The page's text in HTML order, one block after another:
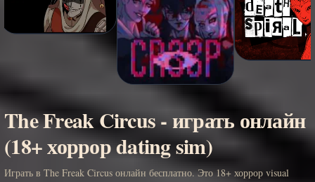
The Freak Circus - играть онлайн
(18+ хоррор dating sim)
Играть в The Freak Circus онлайн бесплатно. Это 18+ хоррор visual